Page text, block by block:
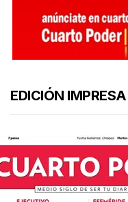
EDICIÓN IMPRESA